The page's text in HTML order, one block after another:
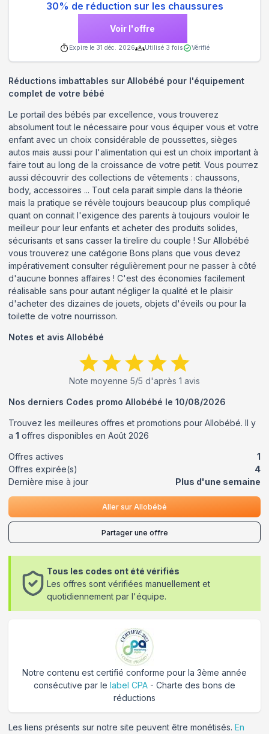
30% de réduction sur les chaussures
Voir l'offre
Expire le 31 déc. 2026 Utilisé 3 fois Vérifié
Réductions imbattables sur Allobébé pour l'équipement
complet de votre bébé
Le portail des bébés par excellence, vous trouverez
absolument tout le nécessaire pour vous équiper vous et votre
enfant avec un choix considérable de poussettes, sièges
autos mais aussi pour l'alimentation qui est un choix important à
faire tout au long de la croissance de votre petit. Vous pourrez
aussi découvrir des collections de vêtements : chaussons,
body, accessoires ... Tout cela parait simple dans la théorie
mais la pratique se révèle toujours beaucoup plus compliqué
quant on connait l'exigence des parents à toujours vouloir le
meilleur pour leur enfants et acheter des produits solides,
sécurisants et sans casser la tirelire du couple ! Sur Allobébé
vous trouverez une catégorie Bons plans que vous devez
impérativement consulter régulièrement pour ne passer à côté
d'aucune bonnes affaires ! C'est des économies facilement
réalisable sans pour autant négliger la qualité et le plaisir
d'acheter des dizaines de jouets, objets d'éveils ou pour la
toilette de votre nourrisson.
Notes et avis Allobébé
Note moyenne 5/5 d'après 1 avis
Nos derniers Codes promo Allobébé le 10/08/2026
Trouvez les meilleures offres et promotions pour Allobébé. Il y
a 1 offres disponibles en Août 2026
Offres actives
1
Offres expirée(s)
4
Dernière mise à jour
Plus d'une semaine
Aller sur Allobébé
Partager une offre
Tous les codes ont été vérifiés
Les offres sont vérifiées manuellement et
quotidiennement par l'équipe.
Notre contenu est certifié conforme pour la 3ème année
consécutive par le label CPA - Charte des bons de
réductions
Les liens présents sur notre site peuvent être monétisés. En